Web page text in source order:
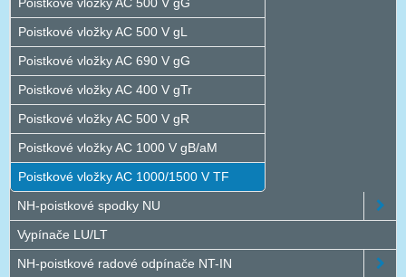
Poistkové vložky AC 500 V gG
Poistkové vložky AC 500 V gL
Poistkové vložky AC 690 V gG
Poistkové vložky AC 400 V gTr
Poistkové vložky AC 500 V gR
Poistkové vložky AC 1000 V gB/aM
Poistkové vložky AC 1000/1500 V TF
NH-poistkové spodky NU
Vypínače LU/LT
NH-poistkové radové odpínače NT-IN